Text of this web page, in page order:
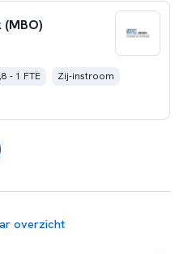
- 1 FTE
Zij-instroom
overzicht